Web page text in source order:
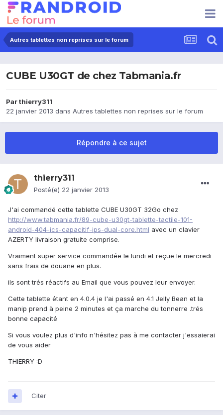
Autres tablettes non reprises sur le forum
CUBE U30GT de chez Tabmania.fr
Parthierry311
22 janvier 2013 dans Autres tablettes non reprises sur le forum
Répondre à ce sujet
thierry311
Posté(e) 22 janvier 2013
J'ai commandé cette tablette CUBE U30GT 32Go chez
http://www.tabmania.fr/89-cube-u30gt-tablette-tactile-101-
android-404-ics-capacitif-ips-dual-core.html avec un clavier
AZERTY livraison gratuite comprise.
Vraiment super service commandée le lundi et reçue le mercredi
sans frais de douane en plus.
ils sont trés réactifs au Email que vous pouvez leur envoyer.
Cette tablette étant en 4.0.4 je l'ai passé en 4.1 Jelly Bean et la
manip prend à peine 2 minutes et ça marche du tonnerre .trés
bonne capacité
Si vous voulez plus d'info n'hésitez pas à me contacter j'essaierai
de vous aider
THIERRY :D
Citer